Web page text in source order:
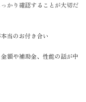
かり確認することが大切だ
当のお付き合い
額や補助金、性能の話が中